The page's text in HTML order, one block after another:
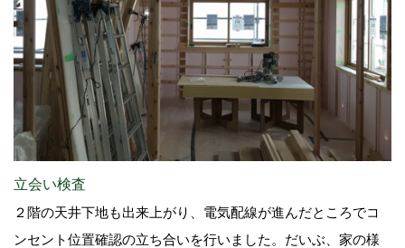
立会い検査
２階の天井下地も出来上がり、電気配線が進んだところでコ
ンセント位置確認の立ち合いを行いました。だいぶ、家の様